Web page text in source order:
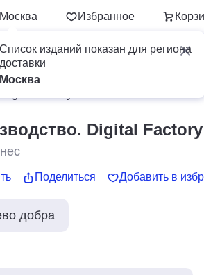
Москва Избранное
Список изданий показан для региона
доставки
Москва
Для бизнеса
Factory
Digital Factory
Поделиться Добавить в
добра